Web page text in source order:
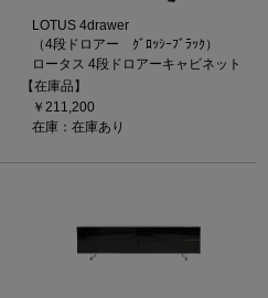
LOTUS 4drawer
（4段ドロアー ｸﾞﾛｯｼｰﾌﾞﾗｯｸ）
ロータス 4段ドロアーキャビネット
【在庫品】
￥211,200
在庫：在庫あり